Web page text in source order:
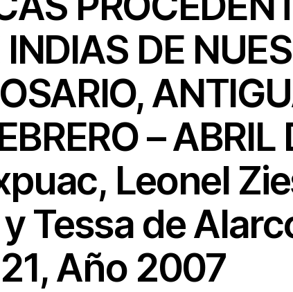
DE
– ABRIL
Leonel
Tessa de
Año 2007